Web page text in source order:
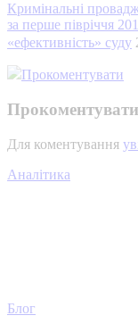
Кримінальні
за перше півріччя
«ефективність» суду
Прокоментувати
Прокоментувати
Для коментування
Аналітика
Блог